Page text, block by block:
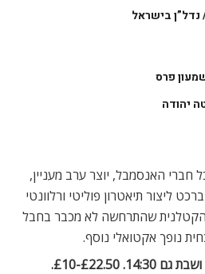
נדל”ן בישראל
פרס
יהודה
האנסמבל, יוצר ערב מעניין,
ליצור תיאטרון פוליטי ורלוונטי
שהתרחשה לא מכבר בחבל
נופך אקטואלי נוסף.